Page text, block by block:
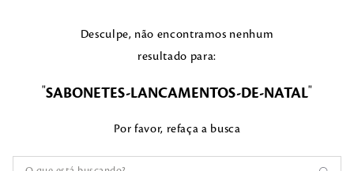
Desculpe, não encontramos nenhum
resultado para:
"SABONETES-LANCAMENTOS-DE-NATAL"
Por favor, refaça a busca
O que está buscando?